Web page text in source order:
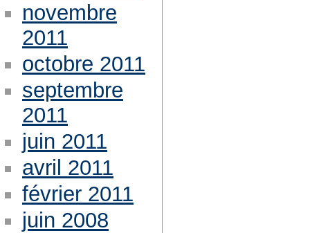
novembre
2011
octobre 2011
septembre
2011
juin 2011
avril 2011
février 2011
juin 2008